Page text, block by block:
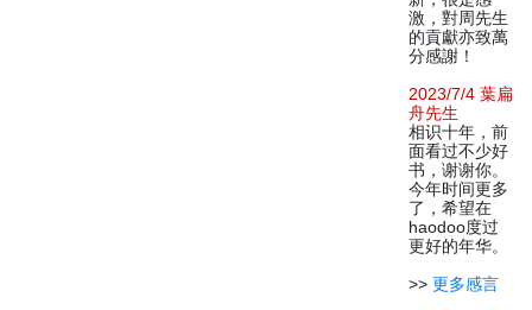
激，對周先生
的貢獻亦致萬
分感謝！
2023/7/4 葉扁
舟先生
相识十年，前
面看过不少好
书，谢谢你。
今年时间更多
了，希望在
haodoo度过
更好的年华。
>> 更多感言